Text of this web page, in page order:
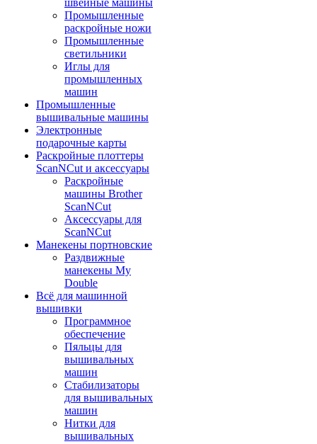
швейные машины
Промышленные
раскройные ножи
Промышленные
светильники
Иглы для
промышленных
машин
Промышленные
вышивальные машины
Электронные
подарочные карты
Раскройные плоттеры
ScanNCut и аксессуары
Раскройные
машины Brother
ScanNCut
Аксессуары для
ScanNCut
Манекены портновские
Раздвижные
манекены My
Double
Всё для машинной
вышивки
Программное
обеспечение
Пяльцы для
вышивальных
машин
Стабилизаторы
для вышивальных
машин
Нитки для
вышивальных